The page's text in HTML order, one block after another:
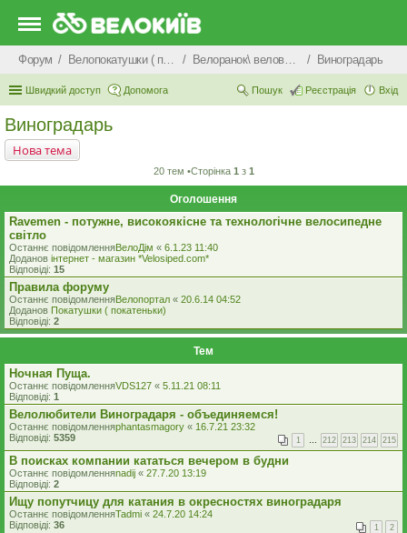
Форум Велопокатушки ( покатеньки), велопоходи, туризм. Велоранок\ веловечір\ велодень \ велоніч Виноградарь
Швидкий доступ Допомога Вхід
Реєстрація
Пошук
Виноградарь
Нова тема
20 тем •Сторінка 1 з 1
Оголошення
Ravemen - потужне, високоякісне та технологічне велосипедне
світло
Останнє повідомленняВелоДім « 6.1.23 11:40
Доданов iнтернет - магазин *Velosiped.com*
Відповіді: 15
Правила форуму
Останнє повідомленняВелопортал « 20.6.14 04:52
Доданов Покатушки ( покатеньки)
Відповіді: 2
Тем
Ночная Пуща.
Останнє повідомленняVDS127 « 5.11.21 08:11
Відповіді: 1
Велолюбители Виноградаря - объединяемся!
Останнє повідомленняphantasmagory « 16.7.21 23:32
Відповіді: 5359 1 … 212 213 214 215
В поисках компании кататься вечером в будни
Останнє повідомленняnadij « 27.7.20 13:19
Відповіді: 2
Ищу попутчицу для катания в окресностях виноградаря
Останнє повідомленняTadmi « 24.7.20 14:24
Відповіді: 36 1 2